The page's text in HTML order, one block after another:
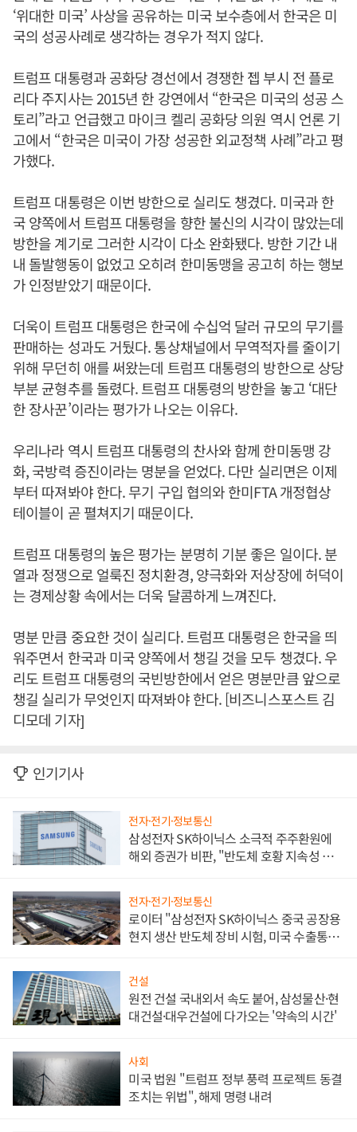
‘위대한 미국’ 사상을 공유하는 미국 보수층에서 한국은 미
국의 성공사례로 생각하는 경우가 적지 않다.
트럼프 대통령과 공화당 경선에서 경쟁한 젭 부시 전 플로
리다 주지사는 2015년 한 강연에서 “한국은 미국의 성공 스
토리”라고 언급했고 마이크 켈리 공화당 의원 역시 언론 기
고에서 “한국은 미국이 가장 성공한 외교정책 사례”라고 평
가했다.
트럼프 대통령은 이번 방한으로 실리도 챙겼다. 미국과 한
국 양쪽에서 트럼프 대통령을 향한 불신의 시각이 많았는데
방한을 계기로 그러한 시각이 다소 완화됐다. 방한 기간 내
내 돌발행동이 없었고 오히려 한미동맹을 공고히 하는 행보
가 인정받았기 때문이다.
더욱이 트럼프 대통령은 한국에 수십억 달러 규모의 무기를
판매하는 성과도 거뒀다. 통상채널에서 무역적자를 줄이기
위해 무던히 애를 써왔는데 트럼프 대통령의 방한으로 상당
부분 균형추를 돌렸다. 트럼프 대통령의 방한을 놓고 ‘대단
한 장사꾼’이라는 평가가 나오는 이유다.
우리나라 역시 트럼프 대통령의 찬사와 함께 한미동맹 강
화, 국방력 증진이라는 명분을 얻었다. 다만 실리면은 이제
부터 따져봐야 한다. 무기 구입 협의와 한미FTA 개정협상
테이블이 곧 펼쳐지기 때문이다.
트럼프 대통령의 높은 평가는 분명히 기분 좋은 일이다. 분
열과 정쟁으로 얼룩진 정치환경, 양극화와 저상장에 허덕이
는 경제상황 속에서는 더욱 달콤하게 느껴진다.
명분 만큼 중요한 것이 실리다. 트럼프 대통령은 한국을 띄
워주면서 한국과 미국 양쪽에서 챙길 것을 모두 챙겼다. 우
리도 트럼프 대통령의 국빈방한에서 얻은 명분만큼 앞으로
챙길 실리가 무엇인지 따져봐야 한다. [비즈니스포스트 김
디모데 기자]
인기기사
전자·전기·정보통신
삼성전자 SK하이닉스 소극적 주주환원에
해외 증권가 비판, "반도체 호황 지속성 의
전자·전기·정보통신
로이터 "삼성전자 SK하이닉스 중국 공장용
현지 생산 반도체 장비 시험, 미국 수출통제
건설
원전 건설 국내외서 속도 붙어, 삼성물산·현
대건설·대우건설에 다가오는 '약속의 시간'
사회
미국 법원 "트럼프 정부 풍력 프로젝트 동결
조치는 위법", 해제 명령 내려